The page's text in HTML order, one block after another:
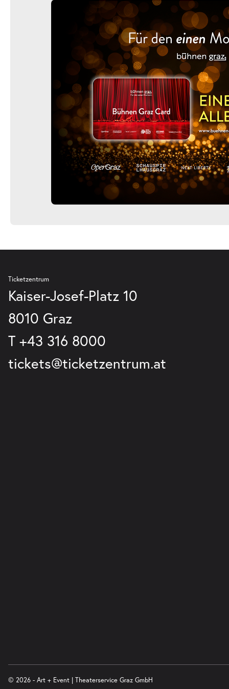
Ticketzentrum
Kaiser-Josef-Platz 10
8010 Graz
T +43 316 8000
tickets@ticketzentrum.at
© 2026 - Art + Event | Theaterservice Graz GmbH